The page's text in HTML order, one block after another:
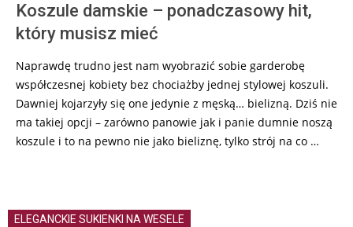
Koszule damskie – ponadczasowy hit,
który musisz mieć
Naprawdę trudno jest nam wyobrazić sobie garderobę
współczesnej kobiety bez chociażby jednej stylowej koszuli.
Dawniej kojarzyły się one jedynie z męską… bielizną. Dziś nie
ma takiej opcji – zarówno panowie jak i panie dumnie noszą
koszule i to na pewno nie jako bieliznę, tylko strój na co …
ELEGANCKIE SUKIENKI NA WESELE